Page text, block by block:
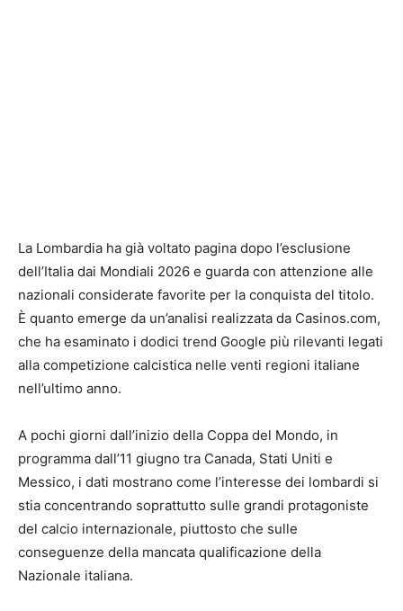
La Lombardia ha già voltato pagina dopo l’esclusione
dell’Italia dai Mondiali 2026 e guarda con attenzione alle
nazionali considerate favorite per la conquista del titolo.
È quanto emerge da un’analisi realizzata da Casinos.com,
che ha esaminato i dodici trend Google più rilevanti legati
alla competizione calcistica nelle venti regioni italiane
nell’ultimo anno.
A pochi giorni dall’inizio della Coppa del Mondo, in
programma dall’11 giugno tra Canada, Stati Uniti e
Messico, i dati mostrano come l’interesse dei lombardi si
stia concentrando soprattutto sulle grandi protagoniste
del calcio internazionale, piuttosto che sulle
conseguenze della mancata qualificazione della
Nazionale italiana.